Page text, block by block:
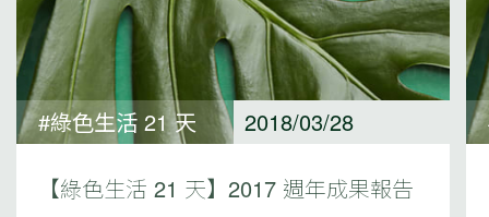
#綠色生活 21 天 2018/03/28
【綠色生活 21 天】2017 週年成果報告